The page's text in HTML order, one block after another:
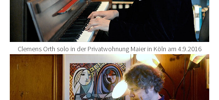
Clemens Orth solo in der Privatwohnung Maier in Köln am 4.9.2016
Show larger version for: